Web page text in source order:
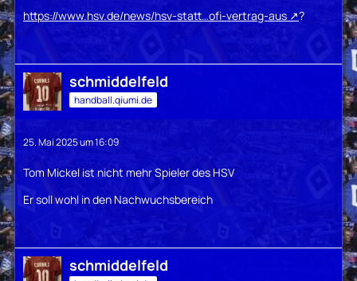
https://www.hsv.de/news/hsv-statt…ofi-vertrag-aus
?
schmiddelfeld
handball.qiumi.de
25. Mai 2025 um 16:09
Tom Mickel ist nicht mehr Spieler des HSV
Er soll wohl in den Nachwuchsbereich
schmiddelfeld